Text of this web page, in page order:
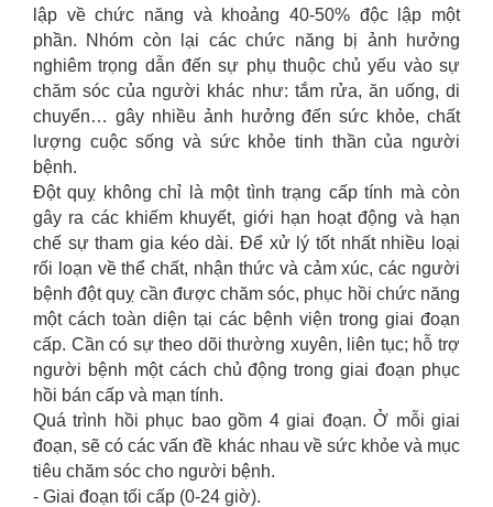
lập về chức năng và khoảng 40-50% độc lập một
phần. Nhóm còn lại các chức năng bị ảnh hưởng
nghiêm trọng dẫn đến sự phụ thuộc chủ yếu vào sự
chăm sóc của người khác như: tắm rửa, ăn uống, di
chuyển… gây nhiều ảnh hưởng đến sức khỏe, chất
lượng cuộc sống và sức khỏe tinh thần của người
bệnh.
Đột quỵ không chỉ là một tình trạng cấp tính mà còn
gây ra các khiếm khuyết, giới hạn hoạt động và hạn
chế sự tham gia kéo dài. Để xử lý tốt nhất nhiều loại
rối loạn về thể chất, nhận thức và cảm xúc, các người
bệnh đột quỵ cần được chăm sóc, phục hồi chức năng
một cách toàn diện tại các bệnh viện trong giai đoạn
cấp. Cần có sự theo dõi thường xuyên, liên tục; hỗ trợ
người bệnh một cách chủ động trong giai đoạn phục
hồi bán cấp và mạn tính.
Quá trình hồi phục bao gồm 4 giai đoạn. Ở mỗi giai
đoạn, sẽ có các vấn đề khác nhau về sức khỏe và mục
tiêu chăm sóc cho người bệnh.
- Giai đoạn tối cấp (0-24 giờ).